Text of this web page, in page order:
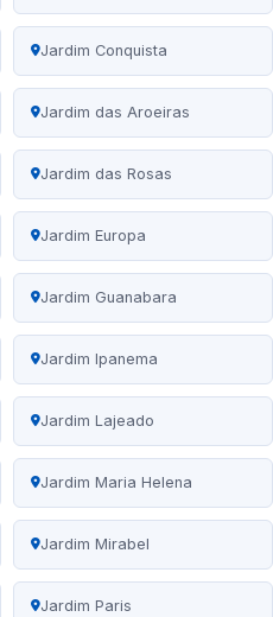
Jardim Conquista
Jardim das Aroeiras
Jardim das Rosas
Jardim Europa
Jardim Guanabara
Jardim Ipanema
Jardim Lajeado
Jardim Maria Helena
Jardim Mirabel
Jardim Paris